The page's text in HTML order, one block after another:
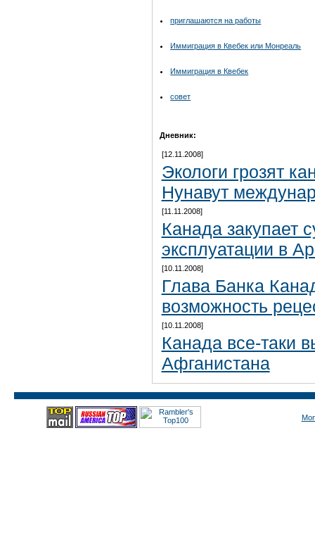
приглашаются на работы
Иммиграция в Квебек или Монреаль
Иммиграция в Квебек
совет
Дневник:
[12.11.2008]
Экологи грозят
Нунавут
[11.11.2008]
Канада закупает
эксплуатации в
[10.11.2008]
Глава Банка
возможность
[10.11.2008]
Канада все-таки
Афганистана